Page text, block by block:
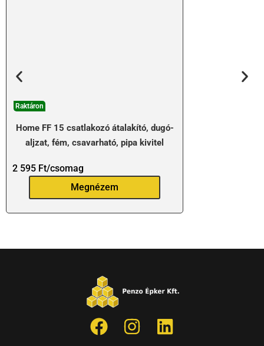
Raktáron
Home FF 15 csatlakozó átalakító, dugó-
aljzat, fém, csavarható, pipa kivitel
2 595 Ft/csomag
Megnézem